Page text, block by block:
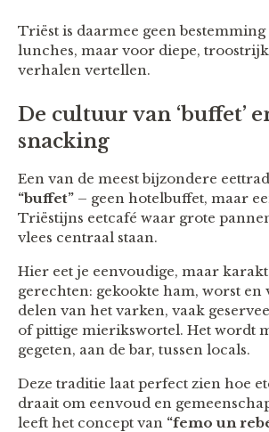
Triëst is daarmee geen
lunches, maar voor diepe,
verhalen vertellen.
De cultuur van ‘buffet’
snacking
Een van de meest bijzondere
“buffet” – geen hotelbuffet, maar
Triëstijns eetcafé waar grote
vlees centraal staan.
Hier eet je eenvoudige, maar
gerechten: gekookte ham, worst en
delen van het varken, vaak
of pittige mierikswortel. Het wordt
gegeten, aan de bar, tussen locals.
Deze traditie laat perfect zien hoe
draait om eenvoud en
leeft het concept van “femo un